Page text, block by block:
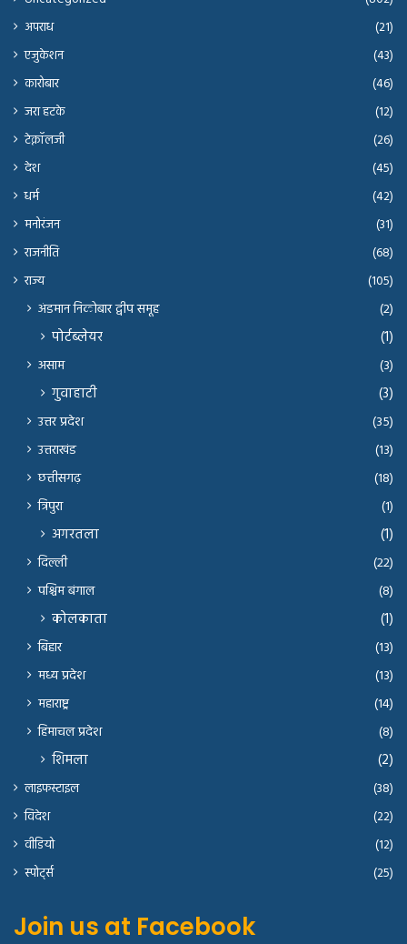
अपराध
(21)
एजुकेशन
(43)
कारोबार
(46)
जरा हटके
(12)
टेक्नॉलजी
(26)
देश
(45)
धर्म
(42)
मनोरंजन
(31)
राजनीति
(68)
राज्य
(105)
अंडमान निकोबार द्वीप समूह (2)
पोर्टब्लेयर (1)
असाम (3)
गुवाहाटी (3)
उत्तर प्रदेश
(35)
उत्तराखंड
(13)
छत्तीसगढ़
(18)
त्रिपुरा
(1)
अगरतला (1)
दिल्ली
(22)
पश्चिम बंगाल
(8)
कोलकाता (1)
बिहार
(13)
मध्य प्रदेश
(13)
महाराष्ट्र
(14)
हिमाचल प्रदेश
(8)
शिमला (2)
लाइफस्टाइल
(38)
विदेश
(22)
वीडियो
(12)
स्पोर्ट्स
(25)
Join us at Facebook